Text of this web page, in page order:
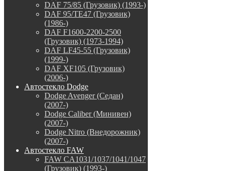
DAF 75/85 (Грузовик) (1993-)
DAF 95/TE47 (Грузовик)
(1986-)
DAF F1600-2200-2500
(Грузовик) (1973-1994)
DAF LF45-55 (Грузовик)
(1999-)
DAF XF105 (Грузовик)
(2006-)
Автостекло Dodge
Dodge Avenger (Седан)
(2007-)
Dodge Caliber (Минивен)
(2007-)
Dodge Nitro (Внедорожник)
(2007-)
Автостекло FAW
FAW CA1031/1037/1041/1047
(Грузовик) (1993-)